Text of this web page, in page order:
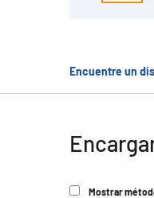
Encuentre un
Mostrar